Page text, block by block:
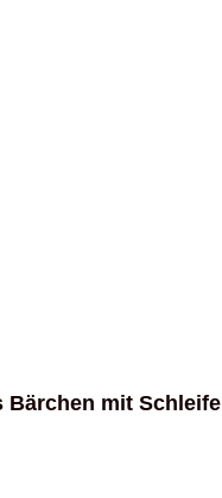
Bärchen mit Schleife